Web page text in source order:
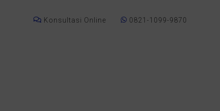
Konsultasi Online 0821-1099-9870